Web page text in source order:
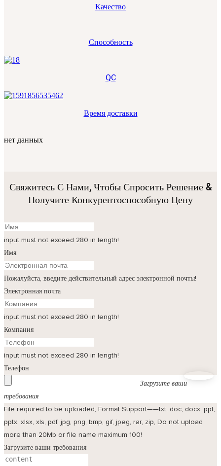
Качество
Способность
QC
Время доставки
нет данных
Свяжитесь С Нами, Чтобы Спросить Решение &
Получите Конкурентоспособную Цену
input must not exceed 280 in length!
Имя
Пожалуйста, введите действительный адрес электронной почты!
Электронная почта
input must not exceed 280 in length!
Компания
input must not exceed 280 in length!
Телефон
Загрузите ваши
требования
File required to be uploaded, Format Support——txt, doc, docx, ppt,
pptx, xlsx, xls, pdf, jpg, png, bmp, gif, jpeg, rar, zip, Do not upload
more than 20Mb or file name maximum 100!
Загрузите ваши требования